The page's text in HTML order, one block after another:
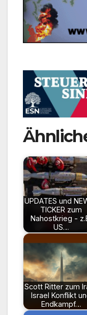
UPDATES und
TICKER zum
Nahostkrieg -
US…
Scott Ritter zum
Israel Konflikt
Endkampf…